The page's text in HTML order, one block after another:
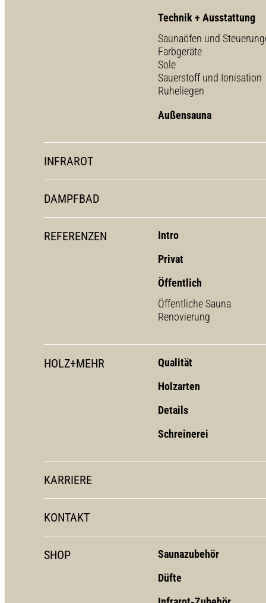
Technik + Ausstattung
Saunaöfen und
Farbgeräte
Sole
Sauerstoff und Ionisation
Ruheliegen
Außensauna
INFRAROT
DAMPFBAD
REFERENZEN
Intro
Privat
Öffentlich
Öffentliche Sauna
Renovierung
HOLZ+MEHR
Qualität
Holzarten
Details
Schreinerei
KARRIERE
KONTAKT
SHOP
Saunazubehör
Düfte